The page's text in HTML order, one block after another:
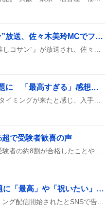
ジャンボ＆みーぱんの“おしえて！推しコサン”放送、佐々木美玲MCでファン歓喜
テレビ朝日で『ジャンボ＆みーぱんの “おしえて！推しコサン”』が放送され、佐々木美玲がMCを務めたことがSNSで話題に。ジャンボたかおとみーぱんのやり取りがファンの間で「めっちゃいい」などと称賛された。
超モンパス玉、彩獣神祭で使用が熱狂的に話題に 「最高すぎる」感想が続出
ユーザーは超モンパス玉を彩獣神祭やガチャで使うタイミングが来たと感じ、入手した玉でどのキャラが出るかや価値が上がるかを熱く語り合っている。「超モンパス玉使えるの最高すぎて〜^^」や「彩獣神祭に超モンパス玉使えるのめっちゃアツい！！」といった声が多数上がり、使用可否や入手予定、プレミアム加入の是非まで幅広く意見が飛び交っている。
で受験者歓喜の声
法務省が令和8年司法試験短答式の結果を発表し、受験者の約8割が合格したことや、合格最低点が99点、平均点が118点前後だったことが報告された。
izna、先行配信開始の『DUMB HOT!』が話題に「最高」や「祝いたい」声続出
iznaの新曲『DUMB HOT!』が、同日からストリーミング配信開始されたとSNSで告知され、ファンが「祝いたい」や「最高」などの声を上げている。